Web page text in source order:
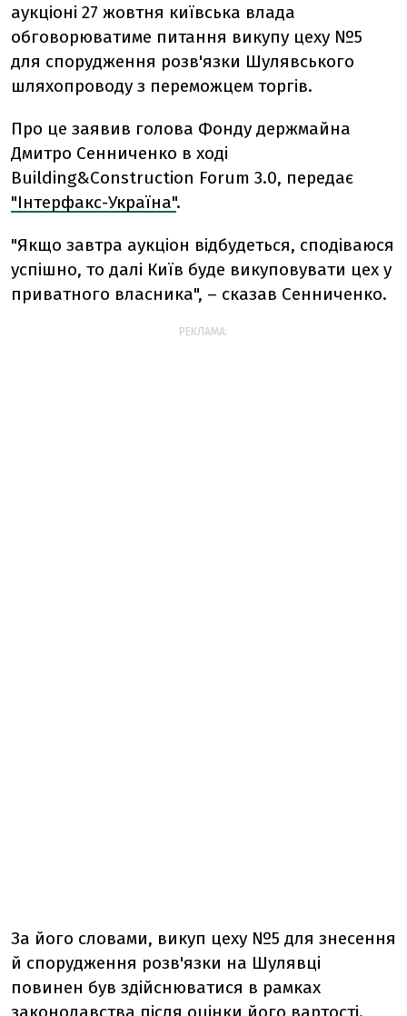
аукціоні 27 жовтня київська влада
обговорюватиме питання викупу цеху №5
для спорудження розв'язки Шулявського
шляхопроводу з переможцем торгів.
Про це заявив голова Фонду держмайна
Дмитро Сенниченко в ході
Building&Construction Forum 3.0, передає
"Інтерфакс-Україна".
"Якщо завтра аукціон відбудеться, сподіваюся
успішно, то далі Київ буде викуповувати цех у
приватного власника", – сказав Сенниченко.
РЕКЛАМА:
За його словами, викуп цеху №5 для знесення
й спорудження розв'язки на Шулявці
повинен був здійснюватися в рамках